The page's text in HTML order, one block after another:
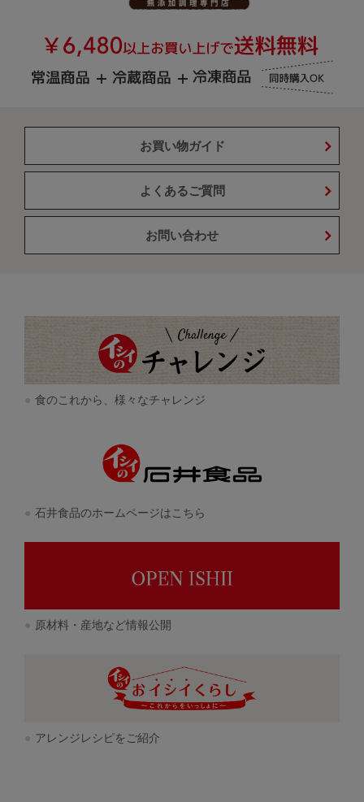
お買い物ガイド
よくあるご質問
お問い合わせ
食のこれから、様々なチャレンジ
石井食品のホームページはこちら
原材料・産地など情報公開
アレンジレシピをご紹介